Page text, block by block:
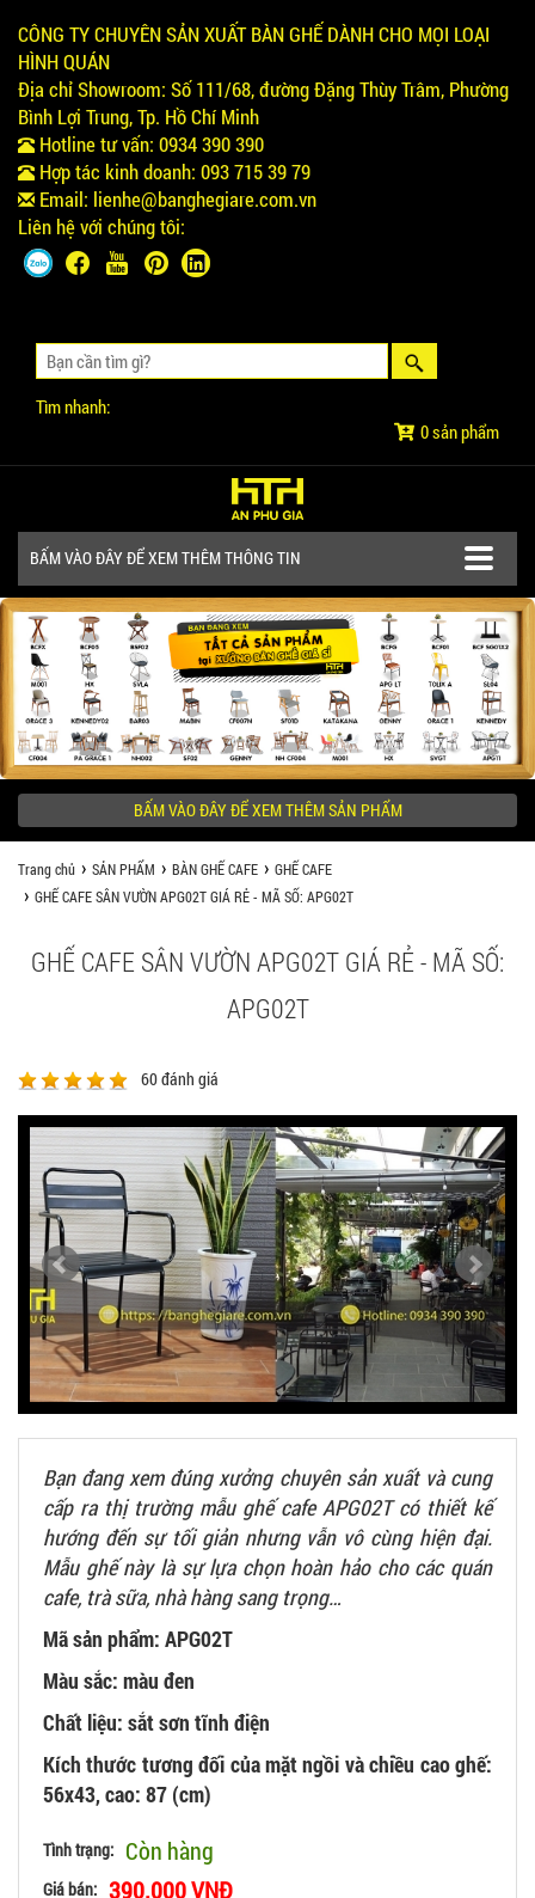
CÔNG TY CHUYÊN SẢN XUẤT BÀN GHẾ DÀNH CHO MỌI LOẠI
HÌNH QUÁN
Địa chỉ Showroom: Số 111/68, đường Đặng Thùy Trâm, Phường
Bình Lợi Trung, Tp. Hồ Chí Minh
Hotline tư vấn: 0934 390 390
Hợp tác kinh doanh: 093 715 39 79
Email: lienhe@banghegiare.com.vn
Liên hệ với chúng tôi:
Tìm nhanh:
0 sản phẩm
BẤM VÀO ĐÂY ĐỂ XEM THÊM THÔNG TIN
SẢN PHẨM
CÔNG TRÌNH
KHÁCH HÀNG NÊN BIẾT
BẤM VÀO ĐÂY ĐỂ XEM THÊM SẢN PHẨM
Trang chủ SẢN PHẨM BÀN GHẾ CAFE
GHẾ CAFE
GHẾ CAFE SÂN VƯỜN APG02T GIÁ RẺ - MÃ SỐ: APG02T
GHẾ CAFE SÂN VƯỜN APG02T GIÁ RẺ - MÃ SỐ:
APG02T
60đánh giá
Bạn đang xem đúng xưởng chuyên sản xuất và cung
cấp ra thị trường mẫu ghế cafe APG02T có thiết kế
hướng đến sự tối giản nhưng vẫn vô cùng hiện đại.
Mẫu ghế này là sự lựa chọn hoàn hảo cho các quán
cafe, trà sữa, nhà hàng sang trọng…
Mã sản phẩm: APG02T
Màu sắc: màu đen
Chất liệu: sắt sơn tĩnh điện
Kích thước tương đối của mặt ngồi và chiều cao ghế:
56x43, cao: 87 (cm)
Tình trạng: Còn hàng
Giá bán: 390.000 VNĐ